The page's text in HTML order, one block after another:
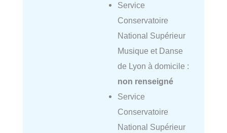
Service
Conservatoire
National Supérieur
Musique et Danse
de Lyon à domicile :
non renseigné
Service
Conservatoire
National Supérieur